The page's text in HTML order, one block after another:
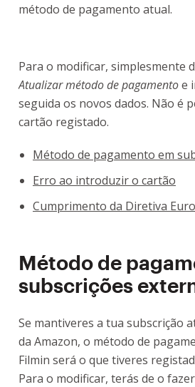
método de pagamento atual.
Para o modificar, simplesmente
Atualizar método de pagamentoe
seguida os novos dados. Não é
cartão registado.
Método de pagamento em
Erro ao introduzir o cartão
Cumprimento da Diretiva
Método de
subscrições
Se mantiveres a tua subscrição
da Amazon, o método de
Filmin será o que tiveres
Para o modificar, terás de o